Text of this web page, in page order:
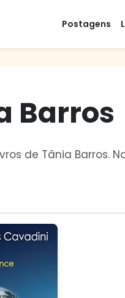
Postagens
Barros
de Tânia Barros.